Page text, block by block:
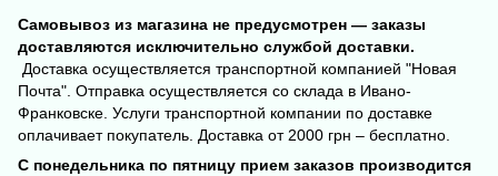
Самовывоз из магазина не предусмотрен — заказы
доставляются исключительно службой доставки.
Доставка осуществляется транспортной компанией "Новая
Почта". Отправка осуществляется со склада в Ивано-
Франковске. Услуги транспортной компании по доставке
оплачивает покупатель. Доставка от 2000 грн – бесплатно.
С понедельника по пятницу прием заказов производится